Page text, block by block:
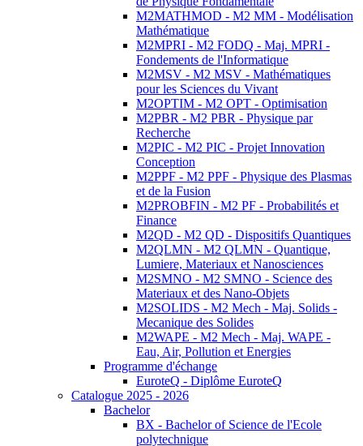
M2MATHMOD - M2 MM - Modélisation
Mathématique
M2MPRI - M2 FODQ - Maj. MPRI -
Fondements de l'Informatique
M2MSV - M2 MSV - Mathématiques
pour les Sciences du Vivant
M2OPTIM - M2 OPT - Optimisation
M2PBR - M2 PBR - Physique par
Recherche
M2PIC - M2 PIC - Projet Innovation
Conception
M2PPF - M2 PPF - Physique des Plasmas
et de la Fusion
M2PROBFIN - M2 PF - Probabilités et
Finance
M2QD - M2 QD - Dispositifs Quantiques
M2QLMN - M2 QLMN - Quantique,
Lumiere, Materiaux et Nanosciences
M2SMNO - M2 SMNO - Science des
Materiaux et des Nano-Objets
M2SOLIDS - M2 Mech - Maj. Solids -
Mecanique des Solides
M2WAPE - M2 Mech - Maj. WAPE -
Eau, Air, Pollution et Energies
Programme d'échange
EuroteQ - Diplôme EuroteQ
Catalogue 2025 - 2026
Bachelor
BX - Bachelor of Science de l'Ecole
polytechnique